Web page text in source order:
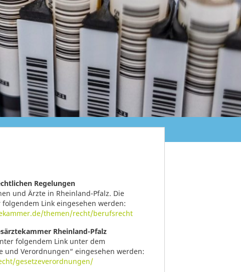
Regelungen
und Ärzte in Rheinland-Pfalz. Die
Link eingesehen werden:
themen/recht/berufsrecht
Rheinland-Pfalz
folgendem Link unter dem
und Verordnungen“ eingesehen werden:
gesetzeverordnungen/